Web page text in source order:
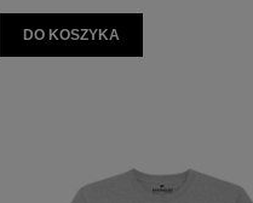
DO KOSZYKA